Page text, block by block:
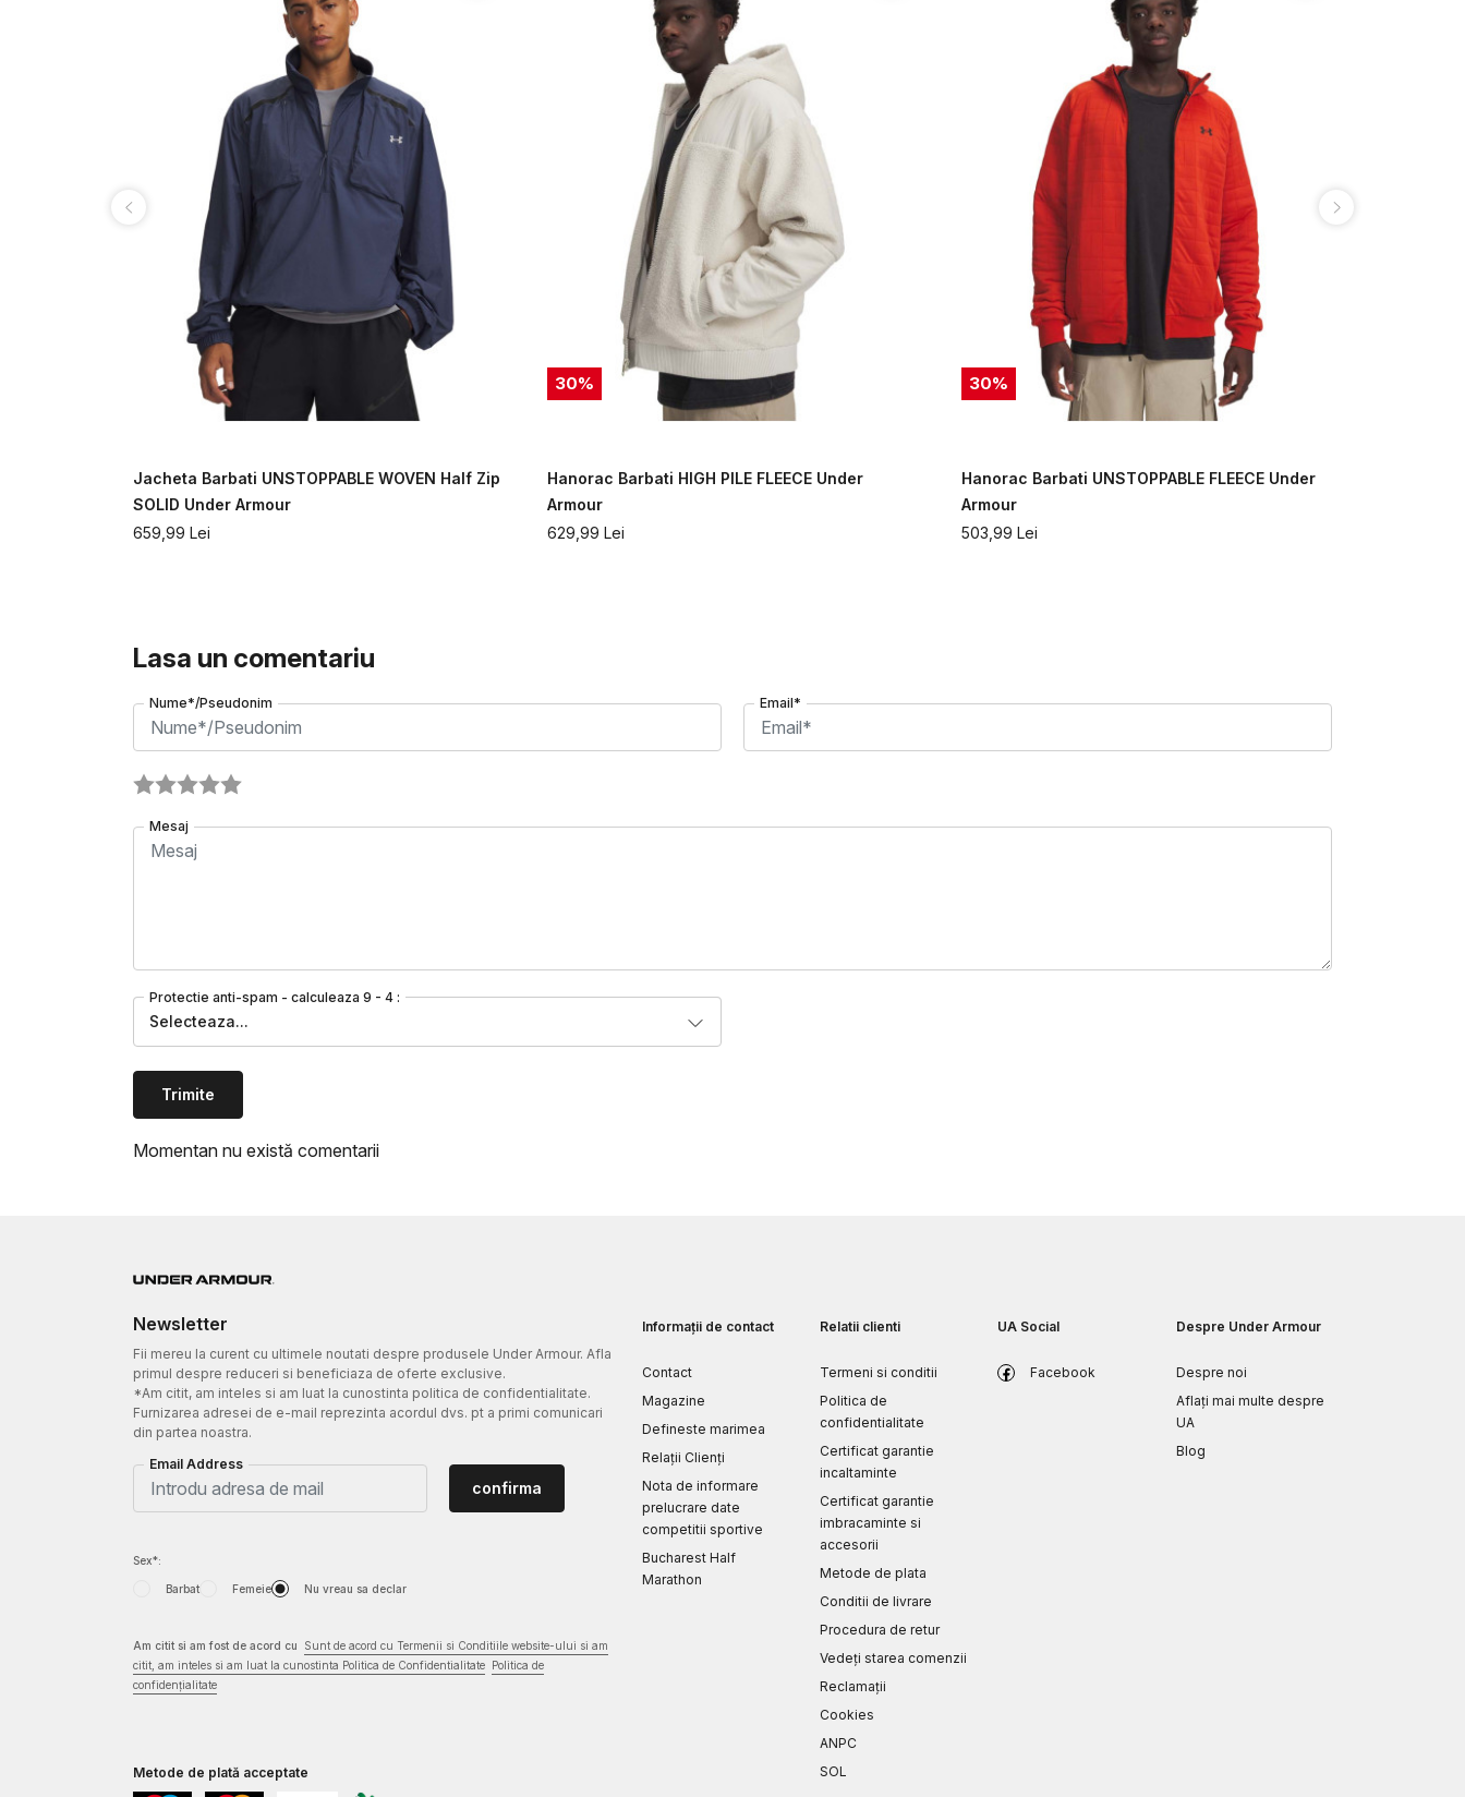
Jacheta Barbati UNSTOPPABLE WOVEN Half Zip
SOLID Under Armour
659,99 Lei
30%
Hanorac Barbati HIGH PILE FLEECE Under
Armour
629,99 Lei
30%
Hanorac Barbati UNSTOPPABLE FLEECE Under
Armour
503,99 Lei
Lasa un comentariu
Nume*/Pseudonim Email*
Mesaj
Protectie anti-spam - calculeaza 9 - 4 :
Selecteaza...
Trimite
Momentan nu există comentarii
Newsletter
Fii mereu la curent cu ultimele noutati despre produsele Under Armour. Afla
primul despre reduceri si beneficiaza de oferte exclusive.
*Am citit, am inteles si am luat la cunostinta politica de confidentialitate.
Furnizarea adresei de e-mail reprezinta acordul dvs. pt a primi comunicari
din partea noastra.
Email Address
Sex*:
Barbat Femeie Nu vreau sa declar
confirma
Am citit si am fost de acord cu
Sunt de acord cu Termenii si Conditiile website-ului si am
citit, am inteles si am luat la cunostinta Politica de Confidentialitate Politica de
confidențialitate
Metode de plată acceptate
Informații de contact
Contact
Magazine
Defineste marimea
Relații Clienți
Nota de informare
prelucrare date
competitii sportive
Bucharest Half
Marathon
Relatii clienti
Termeni si conditii
Politica de
confidentialitate
Certificat garantie
incaltaminte
Certificat garantie
imbracaminte si
accesorii
Metode de plata
Conditii de livrare
Procedura de retur
Vedeți starea comenzii
Reclamaţii
Cookies
ANPC
SOL
UA Social
Facebook
Despre Under Armour
Despre noi
Aflați mai multe despre
UA
Blog